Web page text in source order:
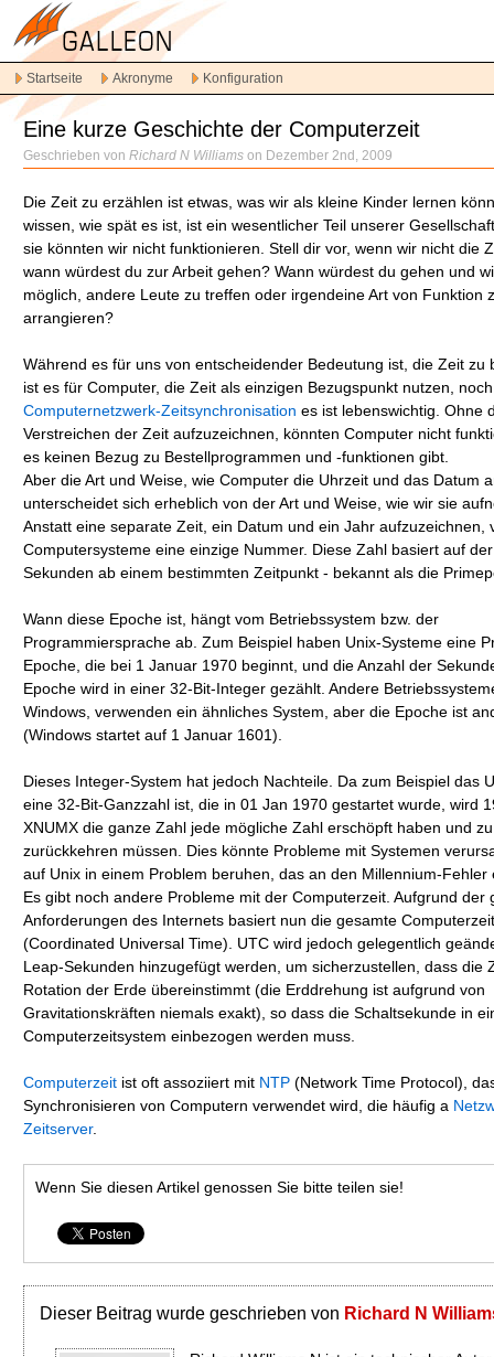
Direkt
zur
Hauptnavigation
Direkt
zum
Inhalt
Spring
sekundären
Inhalt
Startseite Akronyme Konfiguration
Eine kurze Geschichte der Computerzeit
Geschrieben von Richard N Williams on Dezember 2nd, 2009
Die Zeit zu erzählen ist etwas, was wir als kleine Kinder lernen
wissen, wie spät es ist, ist ein wesentlicher Teil unserer
sie könnten wir nicht funktionieren. Stell dir vor, wenn wir nicht die
wann würdest du zur Arbeit gehen? Wann würdest du gehen und
möglich, andere Leute zu treffen oder irgendeine Art von Funktion
arrangieren?
Während es für uns von entscheidender Bedeutung ist, die Zeit zu
ist es für Computer, die Zeit als einzigen Bezugspunkt nutzen,
Computernetzwerk-Zeitsynchronisation es ist lebenswichtig. Ohne
Verstreichen der Zeit aufzuzeichnen, könnten Computer nicht
es keinen Bezug zu Bestellprogrammen und -funktionen gibt.
Aber die Art und Weise, wie Computer die Uhrzeit und das Datum
unterscheidet sich erheblich von der Art und Weise, wie wir sie
Anstatt eine separate Zeit, ein Datum und ein Jahr aufzuzeichnen,
Computersysteme eine einzige Nummer. Diese Zahl basiert auf
Sekunden ab einem bestimmten Zeitpunkt - bekannt als die
Wann diese Epoche ist, hängt vom Betriebssystem bzw. der
Programmiersprache ab. Zum Beispiel haben Unix-Systeme eine
Epoche, die bei 1 Januar 1970 beginnt, und die Anzahl der
Epoche wird in einer 32-Bit-Integer gezählt. Andere
Windows, verwenden ein ähnliches System, aber die Epoche ist
(Windows startet auf 1 Januar 1601).
Dieses Integer-System hat jedoch Nachteile. Da zum Beispiel das
eine 32-Bit-Ganzzahl ist, die in 01 Jan 1970 gestartet wurde, wird
XNUMX die ganze Zahl jede mögliche Zahl erschöpft haben und
zurückkehren müssen. Dies könnte Probleme mit Systemen
auf Unix in einem Problem beruhen, das an den Millennium-Fehler
Es gibt noch andere Probleme mit der Computerzeit. Aufgrund der
Anforderungen des Internets basiert nun die gesamte
(Coordinated Universal Time). UTC wird jedoch gelegentlich
Leap-Sekunden hinzugefügt werden, um sicherzustellen, dass die
Rotation der Erde übereinstimmt (die Erddrehung ist aufgrund von
Gravitationskräften niemals exakt), so dass die Schaltsekunde in
Computerzeitsystem einbezogen werden muss.
Computerzeit ist oft assoziiert mit NTP (Network Time Protocol),
Synchronisieren von Computern verwendet wird, die häufig a
Zeitserver.
Wenn Sie diesen Artikel genossen Sie bitte teilen sie!
Dieser Beitrag wurde geschrieben von Richard N